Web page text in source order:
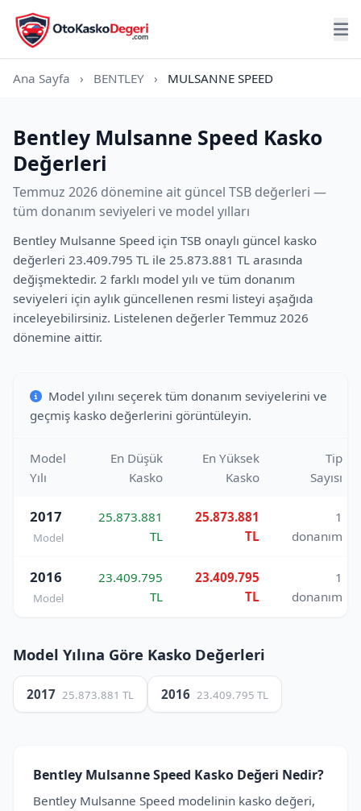
Ana Sayfa › BENTLEY › MULSANNE SPEED
Bentley Mulsanne Speed Kasko
Değerleri
Temmuz 2026 dönemine ait güncel TSB değerleri —
tüm donanım seviyeleri ve model yılları
Bentley Mulsanne Speed için TSB onaylı güncel kasko
değerleri 23.409.795 TL ile 25.873.881 TL arasında
değişmektedir. 2 farklı model yılı ve tüm donanım
seviyeleri için aylık güncellenen resmi listeyi aşağıda
inceleyebilirsiniz. Listelenen değerler Temmuz 2026
dönemine aittir.
Model yılını seçerek tüm donanım seviyelerini ve
geçmiş kasko değerlerini görüntüleyin.
Model
Yılı
En Düşük
Kasko
En Yüksek
Kasko
Tip
Sayısı
2017
Model
25.873.881
TL
25.873.881
TL
1
donanım
2016
Model
23.409.795
TL
23.409.795
TL
1
donanım
Model Yılına Göre Kasko Değerleri
2017 25.873.881 TL 2016 23.409.795 TL
Bentley Mulsanne Speed Kasko Değeri Nedir?
Bentley Mulsanne Speed modelinin kasko değeri,